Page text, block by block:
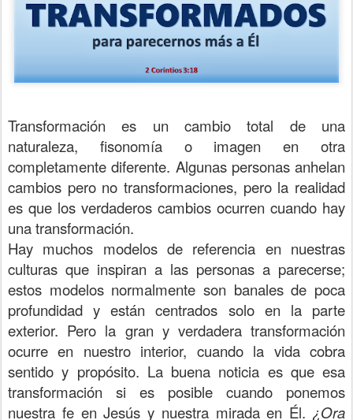
Transformación es un cambio total de una
naturaleza, fisonomía o imagen en otra
completamente diferente. Algunas personas anhelan
cambios pero no transformaciones, pero la realidad
es que los verdaderos cambios ocurren cuando hay
una transformación.
Hay muchos modelos de referencia en nuestras
culturas que inspiran a las personas a parecerse;
estos modelos normalmente son banales de poca
profundidad y están centrados solo en la parte
exterior. Pero la gran y verdadera transformación
ocurre en nuestro interior, cuando la vida cobra
sentido y propósito. La buena noticia es que esa
transformación si es posible cuando ponemos
nuestra fe en Jesús y nuestra mirada en Él. ¿Ora